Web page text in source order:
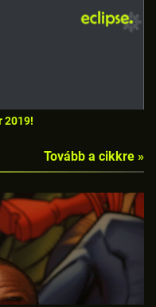
2019!
Tovább a cikkre »